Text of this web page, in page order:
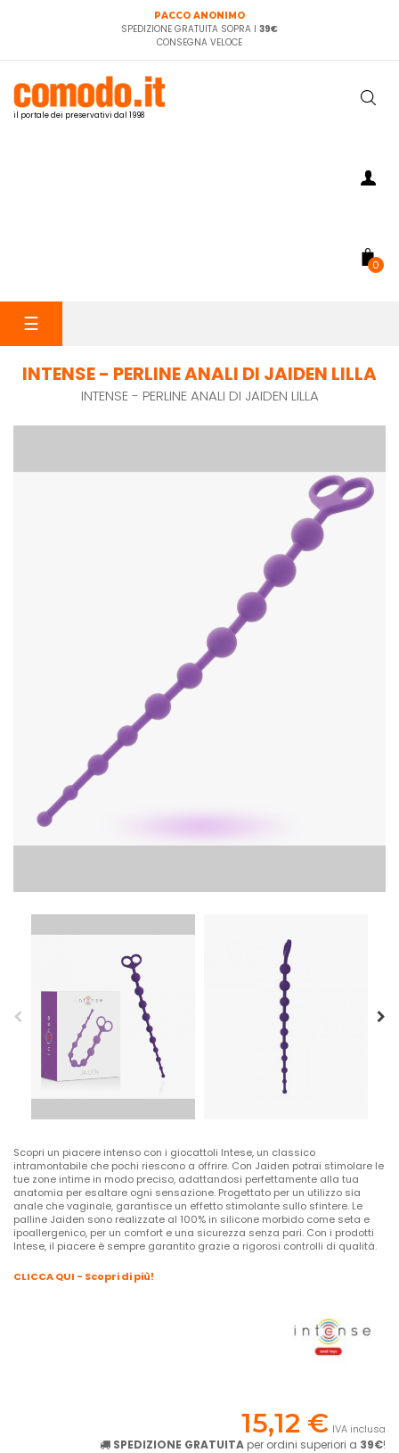
PACCO ANONIMO
SPEDIZIONE GRATUITA SOPRA I 39€
CONSEGNA VELOCE
il portale dei preservativi dal 1998
0
navigazione
☰
INTENSE - PERLINE ANALI DI JAIDEN LILLA
INTENSE - PERLINE ANALI DI JAIDEN LILLA
Scopri un piacere intenso con i giocattoli Intese, un classico
intramontabile che pochi riescono a offrire. Con Jaiden potrai stimolare le
tue zone intime in modo preciso, adattandosi perfettamente alla tua
anatomia per esaltare ogni sensazione. Progettato per un utilizzo sia
anale che vaginale, garantisce un effetto stimolante sullo sfintere. Le
palline Jaiden sono realizzate al 100% in silicone morbido come seta e
ipoallergenico, per un comfort e una sicurezza senza pari. Con i prodotti
Intese, il piacere è sempre garantito grazie a rigorosi controlli di qualità.
CLICCA QUI - Scopri di più!
15,12 € IVA inclusa
SPEDIZIONE GRATUITA per ordini superiori a 39€!